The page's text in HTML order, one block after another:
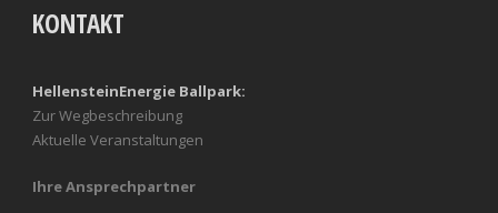
KONTAKT
HellensteinEnergie Ballpark:
Zur Wegbeschreibung
Aktuelle Veranstaltungen
Ihre Ansprechpartner